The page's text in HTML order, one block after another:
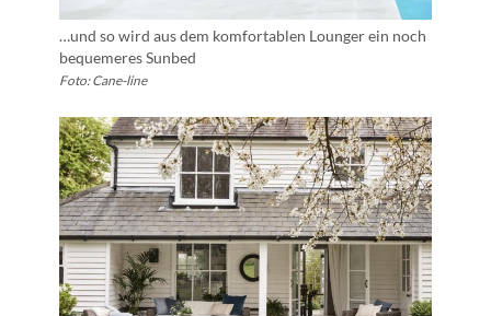
…und so wird aus dem komfortablen Lounger ein noch
bequemeres Sunbed
Foto: Cane-line